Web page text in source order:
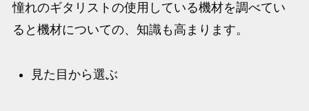
憧れのギタリストの使用している機材を調べてい
ると機材についての、知識も高まります。
見た目から選ぶ